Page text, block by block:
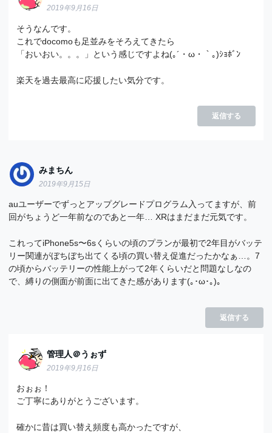
2019年9月16日
そうなんです。
これでdocomoも足並みをそろえてきたら
「おいおい。。。」という感じですよね(｡´・ω・｀｡)ｼｮﾎﾞﾝ
楽天を過去最高に応援したい気分です。
返信する
みまちん
2019年9月15日
auユーザーでずっとアップグレードプログラム入ってますが、前
回がちょうど一年前なのであと一年… XRはまだまだ元気です。
これってiPhone5s〜6sくらいの頃のプランが最初で2年目がバッテ
リー関連がぼちぼち出てくる頃の買い替え促進だったかなぁ…。7
の頃からバッテリーの性能上がって2年くらいだと問題なしなの
で、縛りの側面が前面に出てきた感があります(｡･ω･｡)。
返信する
管理人＠うぉず
2019年9月16日
おぉぉ！
ご丁寧にありがとうございます。
確かに昔は買い替え頻度も高かったですが、